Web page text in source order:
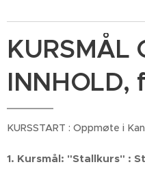
KURSMÅL
INNHOLD,
KURSSTART : Oppmøte i
1. Kursmål: "Stallkurs" : S